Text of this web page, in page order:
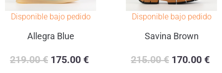
Disponible bajo pedido
Allegra Blue
219.00€ 175.00 €
Disponible bajo pedido
Savina Brown
215.00€ 170.00 €